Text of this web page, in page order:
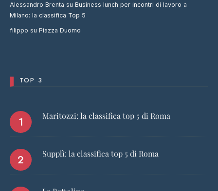
Alessandro Brenta su Business lunch per incontri di lavoro a
Milano: la classifica Top 5
filippo su Piazza Duomo
TOP 3
Maritozzi: la classifica top 5 di Roma
Supplì: la classifica top 5 di Roma